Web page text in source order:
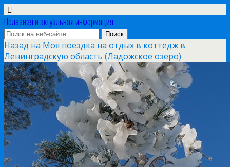
Полезная и актуальная информация
Назад на Моя поездка на отдых в коттедж в
Ленинградскую область (Ладожское озеро)